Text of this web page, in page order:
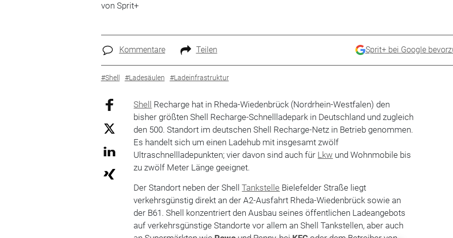
von Sprit+
Kommentare Teilen Sprit+ bei Google
#Shell #Ladesäulen #Ladeinfrastruktur
Shell Recharge hat in Rheda-Wiedenbrück (Nordrhein-Westfalen) den
bisher größten Shell Recharge-Schnellladepark in Deutschland und zugleich
den 500. Standort im deutschen Shell Recharge-Netz in Betrieb genommen.
Es handelt sich um einen Ladehub mit insgesamt zwölf
Ultraschnellladepunkten; vier davon sind auch für Lkw und Wohnmobile bis
zu zwölf Meter Länge geeignet.
Der Standort neben der ShellTankstelle Bielefelder Straße liegt
verkehrsgünstig direkt an der A2-Ausfahrt Rheda-Wiedenbrück sowie an
der B61. Shell konzentriert den Ausbau seines öffentlichen Ladeangebots
auf verkehrsgünstige Standorte vor allem an Shell Tankstellen, aber auch